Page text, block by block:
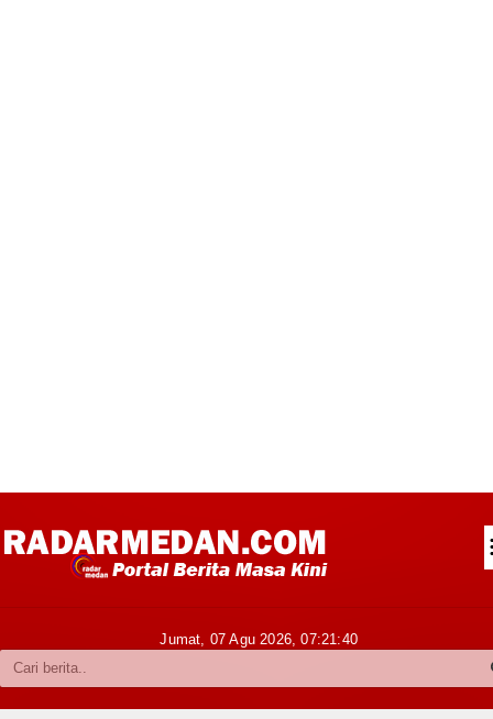
Kabupaten Karo
Jumat, 07 Agu 2026,07:21:41